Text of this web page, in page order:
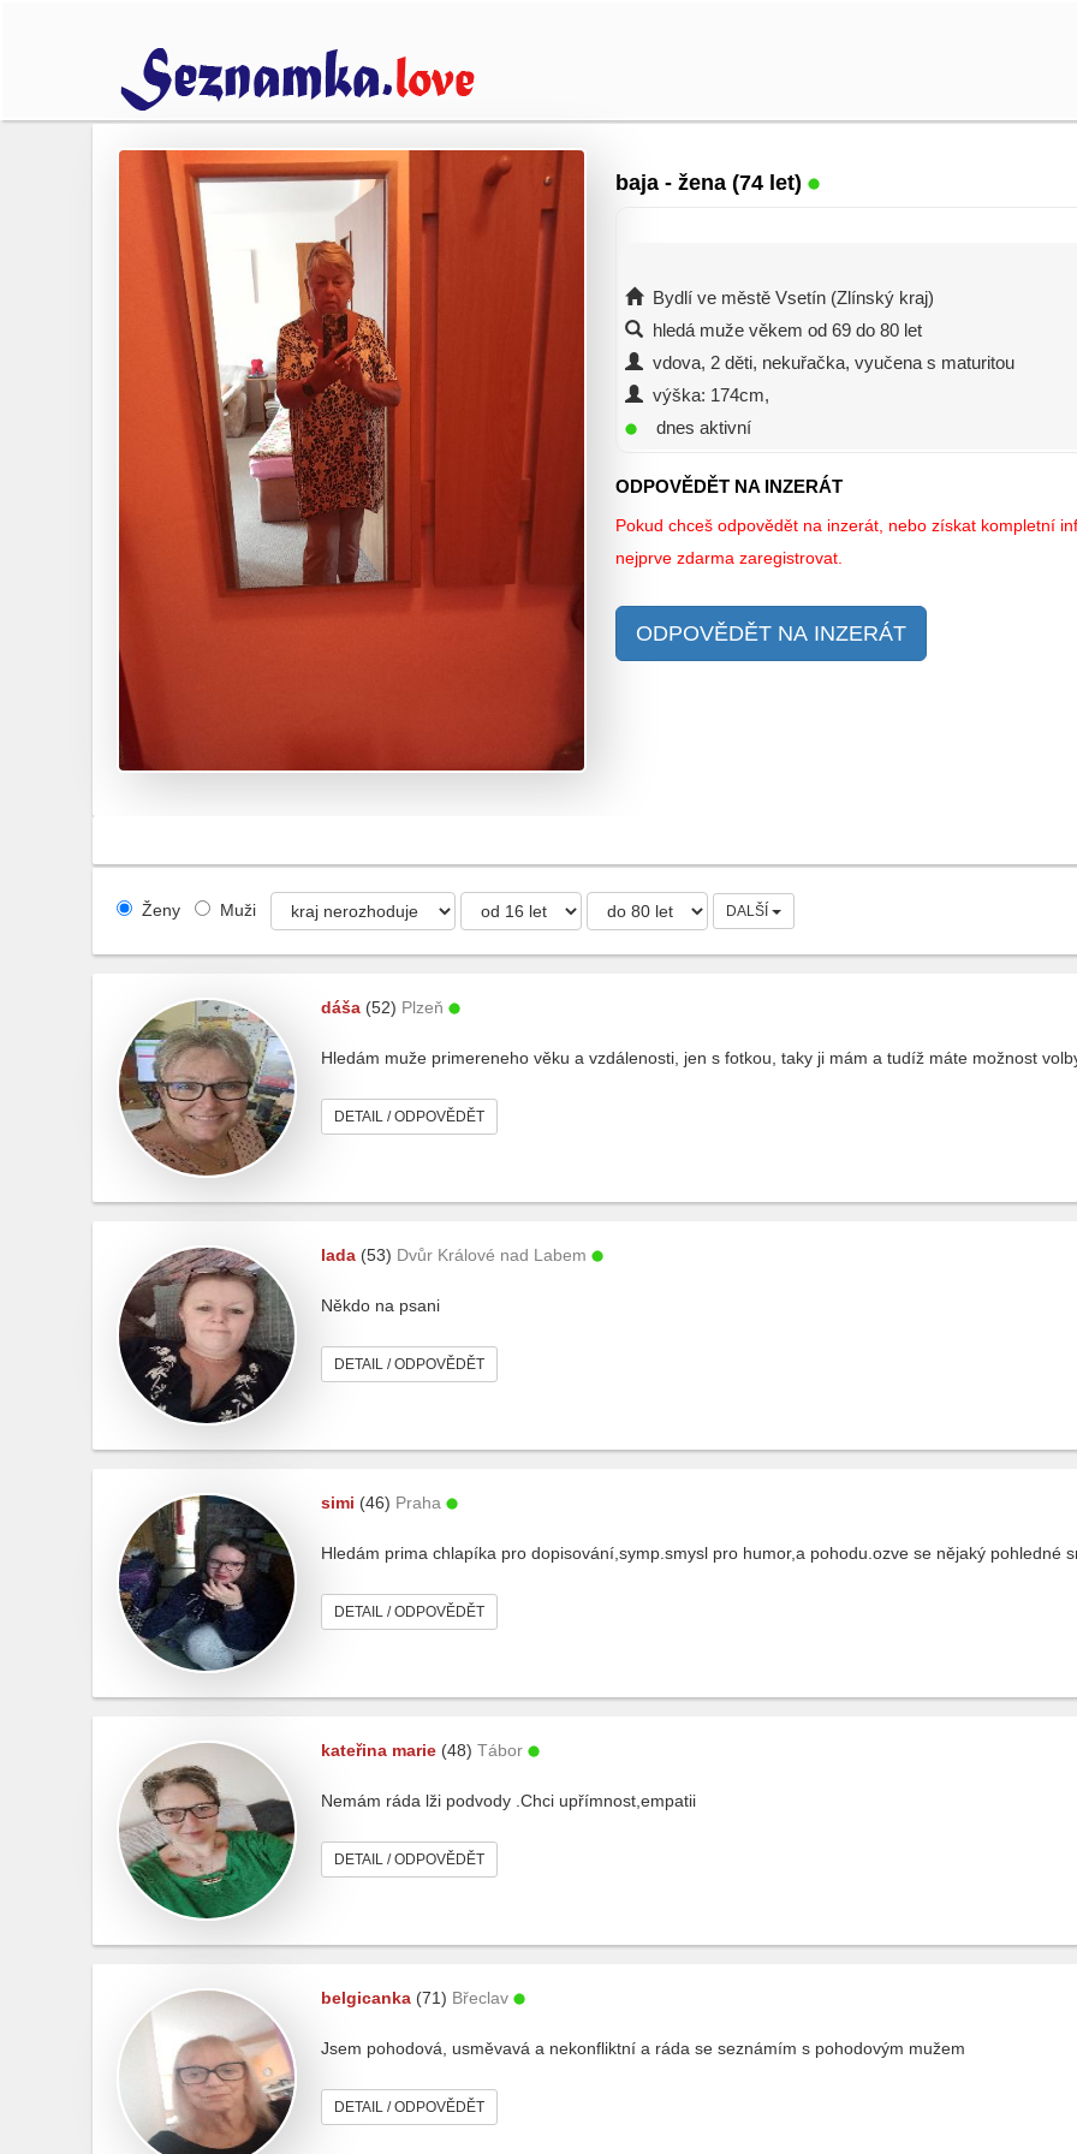
baja - žena (74 let)
Bydlí ve městě Vsetín (Zlínský kraj)
hledá muže věkem od 69 do 80 let
vdova, 2 děti, nekuřačka, vyučena s maturitou
výška: 174cm,
dnes aktivní
ODPOVĚDĚT NA INZERÁT
Pokud chceš odpovědět na inzerát, nebo získat kompletní
nejprve zdarma zaregistrovat.
ODPOVĚDĚT NA INZERÁT
Ženy Muži DALŠÍ
dáša (52) Plzeň
Hledám muže primereneho věku a vzdálenosti, jen s fotkou, taky ji mám a tudíž máte možnost
DETAIL / ODPOVĚDĚT
lada (53) Dvůr Králové nad Labem
Někdo na psani
DETAIL / ODPOVĚDĚT
simi (46) Praha
Hledám prima chlapíka pro dopisování,symp.smysl pro humor,a pohodu.ozve se nějaký pohledné
DETAIL / ODPOVĚDĚT
kateřina marie (48) Tábor
Nemám ráda lži podvody .Chci upřímnost,empatii
DETAIL / ODPOVĚDĚT
belgicanka (71) Břeclav
Jsem pohodová, usměvavá a nekonfliktní a ráda se seznámím s pohodovým mužem
DETAIL / ODPOVĚDĚT